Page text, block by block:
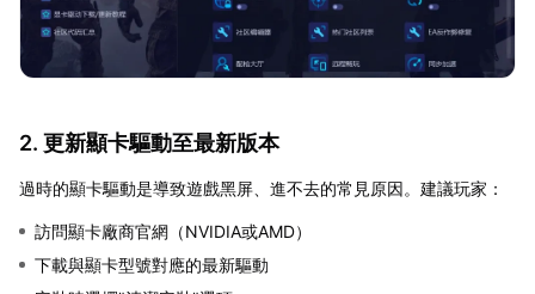
2. 更新顯卡驅動至最新版本
過時的顯卡驅動是導致遊戲黑屏、進不去的常見原因。建議玩家：
訪問顯卡廠商官網（NVIDIA或AMD）
下載與顯卡型號對應的最新驅動